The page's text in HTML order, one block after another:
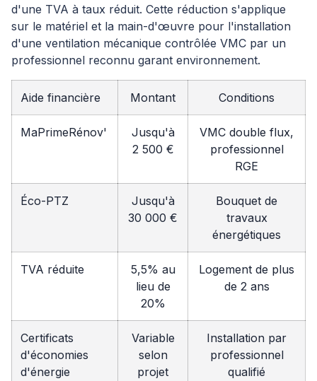
d'une TVA à taux réduit. Cette réduction s'applique
sur le matériel et la main-d'œuvre pour l'installation
d'une ventilation mécanique contrôlée VMC par un
professionnel reconnu garant environnement.
Aide financière Montant Conditions
MaPrimeRénov'
Jusqu'à
2 500 €
VMC double flux,
professionnel
RGE
Éco-PTZ
Jusqu'à
30 000 €
Bouquet de
travaux
énergétiques
TVA réduite
5,5% au
lieu de
20%
Logement de plus
de 2 ans
Certificats
d'économies
d'énergie
Variable
selon
projet
Installation par
professionnel
qualifié